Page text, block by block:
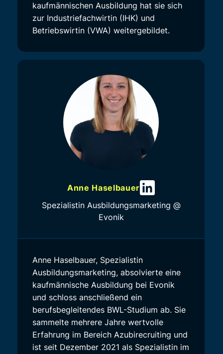
kaufmännischen Ausbildung hat sie sich
zur Industriefachwirtin (IHK) und
Betriebswirtin (VWA) weitergebildet.
Anne Haselbauer
Spezialistin Ausbildungsmarketing @
Evonik
Anne Haselbauer, Spezialistin
Ausbildungsmarketing, absolvierte eine
kaufmännische Ausbildung bei Evonik
und schloss anschließend ein
berufsbegleitendes BWL-Studium ab. Sie
sammelte mehrere Jahre wertvolle
Erfahrung im Bereich Azubirecruiting und
ist seit Dezember 2021 als Spezialistin im